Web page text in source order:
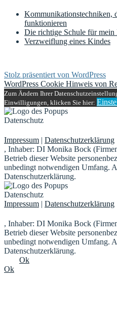
Kommunikationstechniken,
funktionieren
Die richtige Schule für mein
Verzweiflung eines Kindes
Stolz präsentiert von WordPress
WordPress Cookie Hinweis von
Zum Ändern Ihrer
Einwilligungen, klicken Sie hier:
Datenschutz
Impressum | Datenschutzerklärung
, Inhaber: DI Monika Bock
Betrieb dieser Website
unbedingt notwendigen Umfang.
Datenschutzerklärung.
Datenschutz
Impressum | Datenschutzerklärung
, Inhaber: DI Monika Bock
Betrieb dieser Website
unbedingt notwendigen Umfang.
Datenschutzerklärung.
Ok
Ok